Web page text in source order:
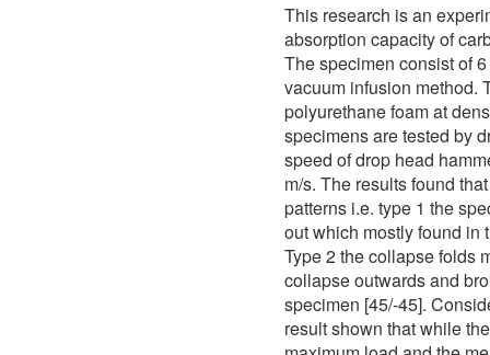
This research is an
absorption capacity of
The specimen consist of
vacuum infusion method.
polyurethane foam at
specimens are tested by
speed of drop head
m/s. The results found
patterns i.e. type 1 the
out which mostly found in
Type 2 the collapse folds
collapse outwards and
specimen [45/-45].
result shown that while